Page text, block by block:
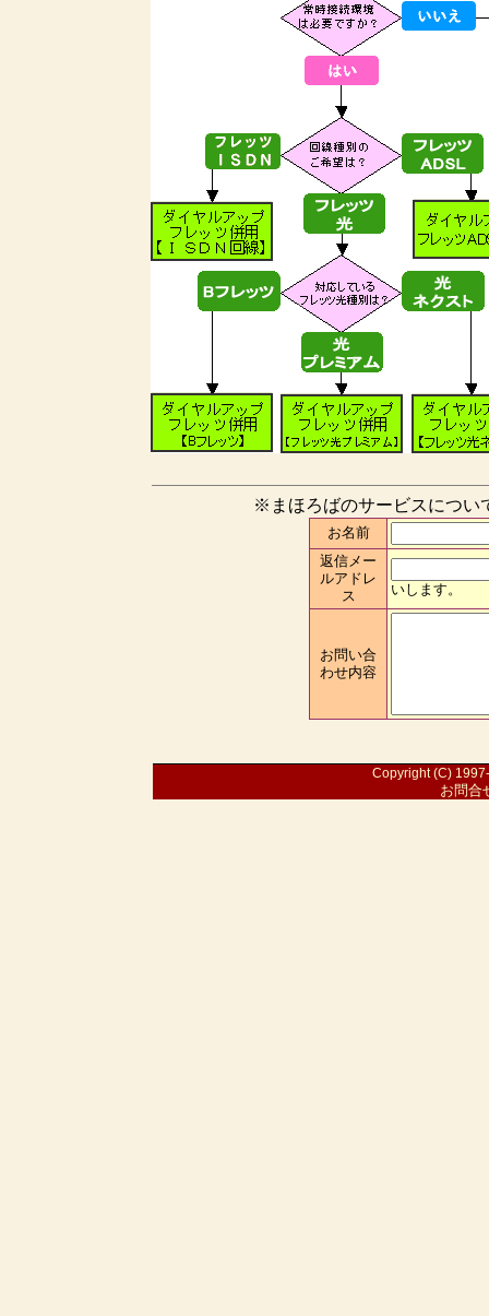
※まほろばのサービスについ
お名前
返信メー
ルアドレ
ス
いします。
お問い合
わせ内容
Copyright (C)
お問合